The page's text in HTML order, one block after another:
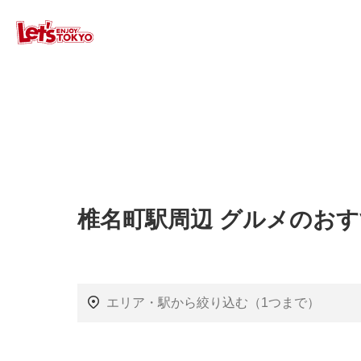
椎名町駅周辺 グルメのお